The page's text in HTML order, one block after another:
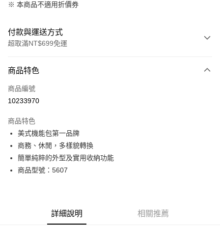
※ 本商品不適用折價券
付款與運送方式
超取滿NT$699免運
信用卡一次付款
超商取貨付款
Apple Pay
街口支付
悠遊付
商品特色
商品編號
10233970
商品特色
美式機能包第一品牌
商務、休閒，多樣貌轉換
簡單純粹的外型及實用收納功能
商品型號：5607
詳細說明 相關推薦